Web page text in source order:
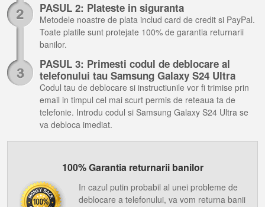
PASUL 2: Plateste in siguranta
Metodele noastre de plata includ card de credit si PayPal.
Toate platile sunt protejate 100% de garantia returnarii
banilor.
PASUL 3: Primesti codul de deblocare al
telefonului tau Samsung Galaxy S24 Ultra
Codul tau de deblocare si instructiunile vor fi trimise prin
email in timpul cel mai scurt permis de reteaua ta de
telefonie. Introdu codul si Samsung Galaxy S24 Ultra se
va debloca imediat.
100% Garantia returnarii banilor
In cazul putin probabil al unei probleme de
deblocare a telefonului, va vom returna banii